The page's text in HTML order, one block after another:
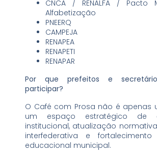
CNCA / RENALFA / Pacto
Alfabetização
PNEERQ
CAMPEJA
RENAPEA
RENAPETI
RENAPAR
Por que prefeitos e
participar?
O Café com Prosa não é apenas
um espaço estratégico de
institucional, atualização
interfederativa e
educacional municipal.